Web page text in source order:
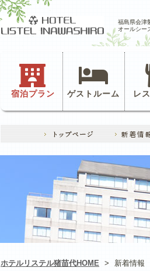
福島県会津
オールシー
宿泊プラン ゲストルーム レ
ホテルリステル猪苗代HOME > 新着情報